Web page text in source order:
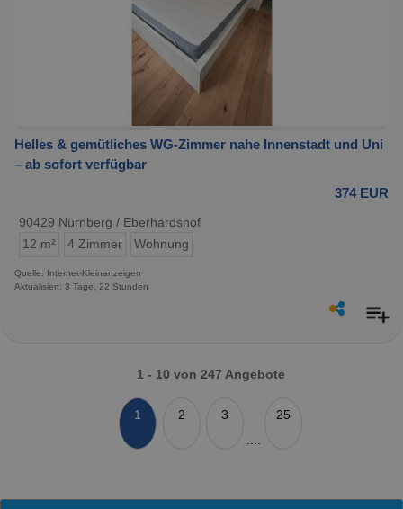
Helles & gemütliches WG-Zimmer nahe Innenstadt und Uni
– ab sofort verfügbar
374 EUR
90429 Nürnberg / Eberhardshof
12 m²
4 Zimmer Wohnung
Quelle: Internet-Kleinanzeigen
Aktualisiert: 3 Tage, 22 Stunden
1 - 10 von 247 Angebote
1 2
3
25